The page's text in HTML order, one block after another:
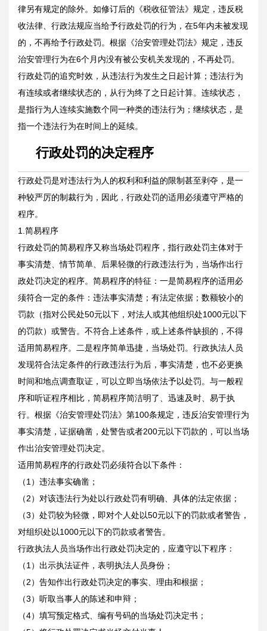
律另有规定的除外。如修订后的《税收征管法》规定，违反税
收法律、行政法规应当给予行政处罚的行为，在5年内未被发现
的，不再给予行政处罚。根据《治安管理处罚法》规定，违反
治安管理行为在6个月内没有被公安机关发现的，不再处罚。
行政处罚的追究时效，从违法行为发生之日起计算；违法行为
有连续或者继续状态的，从行为终了之日起计算。连续状态，
是指行为人连续实施数个同一种类的违法行为；继续状态，是
指一个违法行为在时间上的延续。
行政处罚的决定程序
行政处罚是对违法行为人的权利和利益的限制甚至剥夺，是一
种较严厉的制裁行为，因此，行政处罚的适用必须遵守严格的
程序。
1.简易程序
行政处罚的简易程序又称当场处罚程序，指行政处罚主体对于
事实清楚、情节简单、后果轻微的行政违法行为，当场作出行
政处罚决定的程序。简易程序的特征：一是简易程序的适用必
须符合一定的条件：违法事实清楚；有法定依据；数额较小的
罚款（指对公民处50元以下，对法人或其他组织处1000元以下
的罚款）或警告。不符合上述条件，或上述条件缺损的，不得
适用简易程序。二是程序简单迅捷，当场处罚。行政执法人员
发现符合法定条件的行政违法行为后，事实清楚，也不必更换
时间和地点调查取证，可以立即当场依法予以处罚。与一般程
序和听证程序相比，简易程序简洁明了、迅速及时、易于执
行。根据《治安管理处罚法》第100条规定，违反治安管理行为
事实清楚，证据确凿，处警告或者200元以下罚款的，可以当场
作出治安管理处罚决定。
适用简易程序的行政处罚必须符合以下条件：
（1）违法事实确凿；
（2）对该违法行为处以行政处罚有明确、具体的法定依据；
（3）处罚较为轻微，即对个人处以50元以下的罚款或者警告，
对组织处以1000元以下的罚款或者警告。
行政执法人员当场作出行政处罚决定的，应遵守以下程序：
（1）出示执法证件，表明执法人员身份；
（2）告知作出行政处罚决定的事实、理由和根据；
（3）听取当事人的陈述和申辩；
（4）填写预定格式、编有号码的当场处罚决定书；